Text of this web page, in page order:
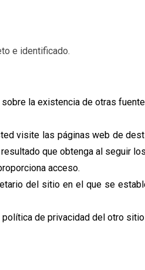
e identificado.
la existencia de otras
visite las páginas web de
que obtenga al seguir
acceso.
del sitio en el que se
de privacidad del otro